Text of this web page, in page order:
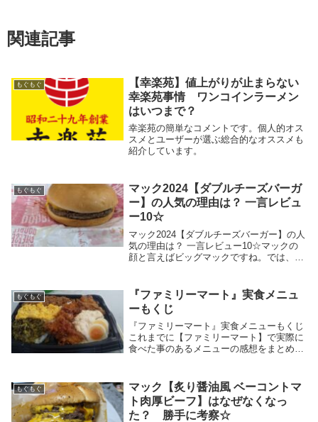
関連記事
もぐもぐ
【幸楽苑】値上がりが止まらない
幸楽苑事情 ワンコインラーメン
はいつまで？
幸楽苑の簡単なコメントです。個人的オス
スメとユーザーが選ぶ総合的なオススメも
紹介しています。
もぐもぐ
マック2024【ダブルチーズバーガ
ー】の人気の理由は？ 一言レビュ
ー10☆
マック2024【ダブルチーズバーガー】の人
気の理由は？ 一言レビュー10☆マックの
顔と言えばビッグマックですね。では、隠
そんなサムライマックが登場しない頃は文
句なし...
もぐもぐ
『ファミリーマート』実食メニュ
ーもくじ
『ファミリーマート』実食メニューもくじ
これまでに【ファミリーマート】で実際に
食べた事のあるメニューの感想をまとめて
商品は書くか買わないかの判断素材として
復活メニュ...
もぐもぐ
マック【炙り醤油風 ベーコントマ
ト肉厚ビーフ】はなぜなくなっ
た？ 勝手に考察☆